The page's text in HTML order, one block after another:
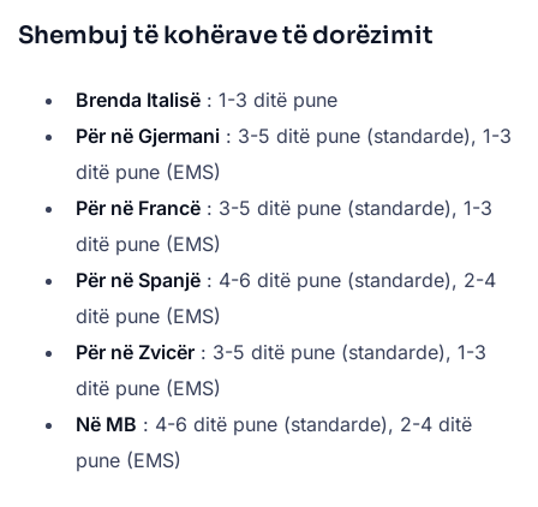
Shembuj të kohërave të dorëzimit
Brenda Italisë : 1-3 ditë pune
Për në Gjermani : 3-5 ditë pune (standarde), 1-3
ditë pune (EMS)
Për në Francë : 3-5 ditë pune (standarde), 1-3
ditë pune (EMS)
Për në Spanjë : 4-6 ditë pune (standarde), 2-4
ditë pune (EMS)
Për në Zvicër : 3-5 ditë pune (standarde), 1-3
ditë pune (EMS)
Në MB : 4-6 ditë pune (standarde), 2-4 ditë
pune (EMS)